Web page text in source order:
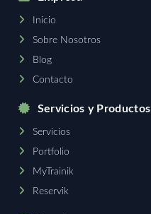
Inicio
Sobre Nosotros
Blog
Contacto
Servicios y Productos
Servicios
Portfolio
MyTrainik
Reservik